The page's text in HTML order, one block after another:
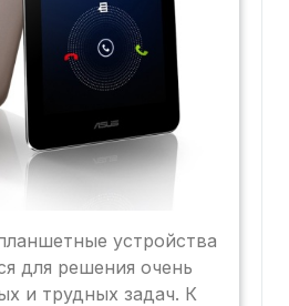
устройства
для решения очень
и трудных задач. К